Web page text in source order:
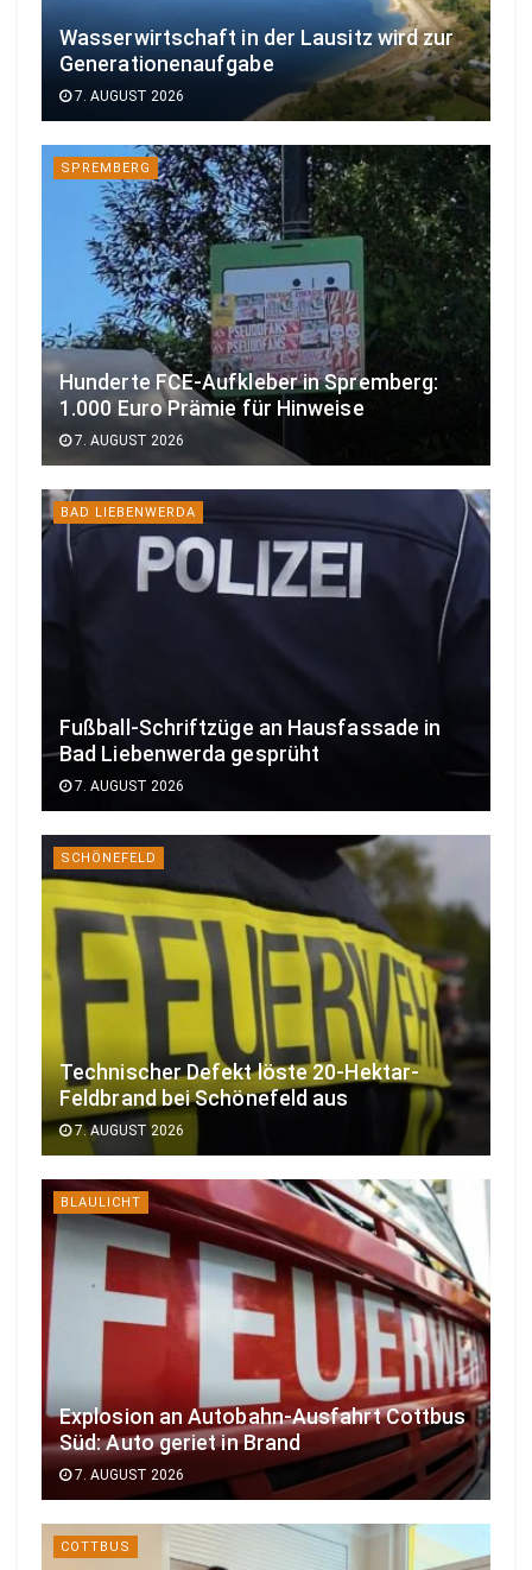
Wasserwirtschaft in der Lausitz wird zur
Generationenaufgabe
7. AUGUST 2026
SPREMBERG
Hunderte FCE-Aufkleber in Spremberg:
1.000 Euro Prämie für Hinweise
7. AUGUST 2026
BAD LIEBENWERDA
Fußball-Schriftzüge an Hausfassade in
Bad Liebenwerda gesprüht
7. AUGUST 2026
SCHÖNEFELD
Technischer Defekt löste 20-Hektar-
Feldbrand bei Schönefeld aus
7. AUGUST 2026
BLAULICHT
Explosion an Autobahn-Ausfahrt Cottbus
Süd: Auto geriet in Brand
7. AUGUST 2026
COTTBUS